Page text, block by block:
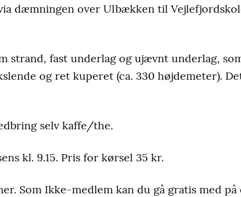
dæmningen over Ulbækken til
strand, fast underlag og ujævnt underlag,
og ret kuperet (ca. 330 højdemeter).
selv kaffe/the.
kl. 9.15. Pris for kørsel 35 kr.
Som Ikke-medlem kan du gå gratis med